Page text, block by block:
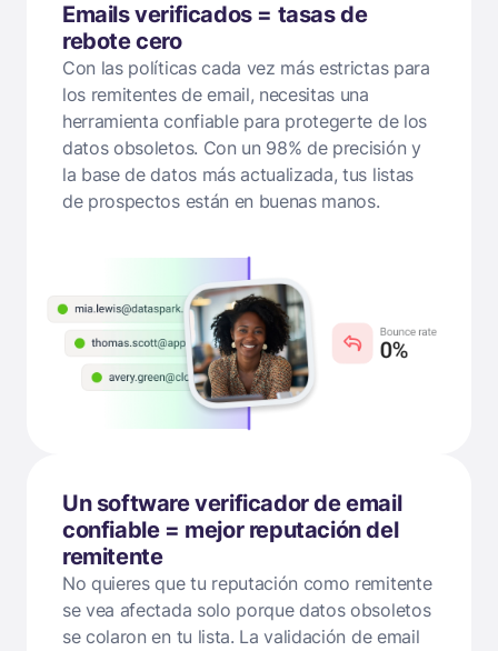
Emails verificados = tasas de
rebote cero
Con las políticas cada vez más estrictas para
los remitentes de email, necesitas una
herramienta confiable para protegerte de los
datos obsoletos. Con un 98% de precisión y
la base de datos más actualizada, tus listas
de prospectos están en buenas manos.
Un software verificador de email
confiable = mejor reputación del
remitente
No quieres que tu reputación como remitente
se vea afectada solo porque datos obsoletos
se colaron en tu lista. La validación de email